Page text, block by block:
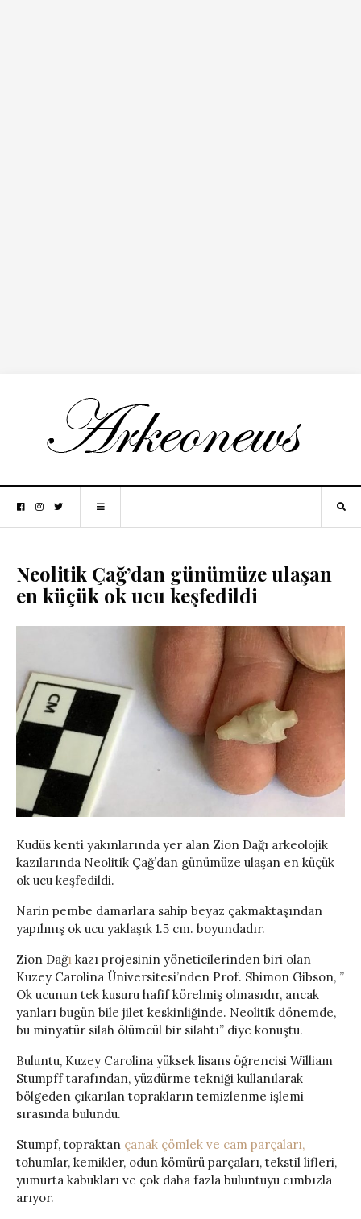
Neolitik Çağ’dan günümüze ulaşan
en küçük ok ucu keşfedildi
Kudüs kenti yakınlarında yer alan Zion Dağı arkeolojik
kazılarında Neolitik Çağ’dan günümüze ulaşan en küçük
ok ucu keşfedildi.
Narin pembe damarlara sahip beyaz çakmaktaşından
yapılmış ok ucu yaklaşık 1.5 cm. boyundadır.
Zion Dağı kazı projesinin yöneticilerinden biri olan
Kuzey Carolina Üniversitesi’nden Prof. Shimon Gibson, ”
Ok ucunun tek kusuru hafif körelmiş olmasıdır, ancak
yanları bugün bile jilet keskinliğinde. Neolitik dönemde,
bu minyatür silah ölümcül bir silahtı” diye konuştu.
Buluntu, Kuzey Carolina yüksek lisans öğrencisi William
Stumpff tarafından, yüzdürme tekniği kullanılarak
bölgeden çıkarılan toprakların temizlenme işlemi
sırasında bulundu.
Stumpf, topraktan çanak çömlek ve cam parçaları,
tohumlar, kemikler, odun kömürü parçaları, tekstil lifleri,
yumurta kabukları ve çok daha fazla buluntuyu cımbızla
arıyor.